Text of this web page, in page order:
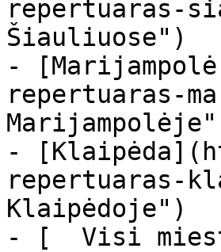
repertuaras-
Šiauliuose")
-
repertuaras-
-
repertuaras-
Klaipėdoje")
- [  Visi